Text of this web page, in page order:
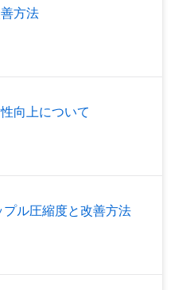
方法
向上について
ル圧縮度と改善方法